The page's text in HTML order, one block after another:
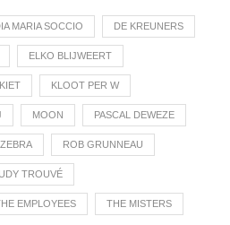
MARIA SOCCIO DE KREUNERS
ELKO BLIJWEERT
KLOOT PER W
MOON PASCAL DEWEZE
ROB GRUNNEAU
TROUVÉ
EMPLOYEES THE MISTERS